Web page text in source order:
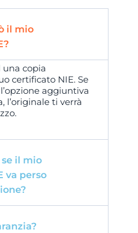
il mio
una copia
certificato NIE. Se
aggiuntiva
l’originale ti verrà
se il mio
va perso